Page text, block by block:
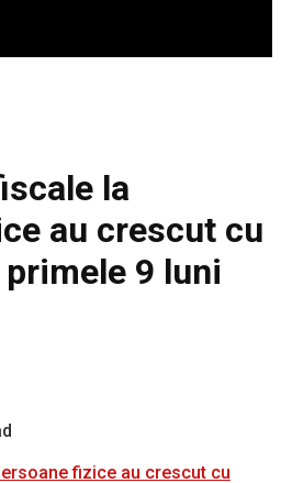
la
au crescut cu
9 luni